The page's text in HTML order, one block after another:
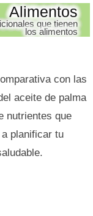
Alimentos
que tienen
los alimentos
con las
aceite de palma
nutrientes que
planificar tu